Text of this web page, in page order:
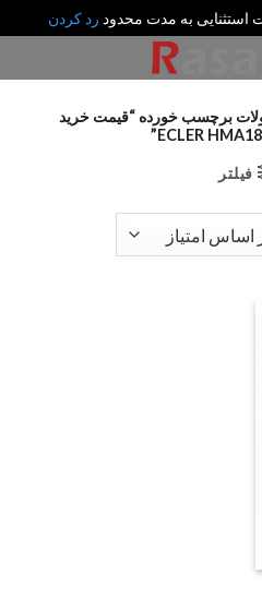
به مدت محدود رد کردن
برچسب خورده “قیمت خرید
فیلتر